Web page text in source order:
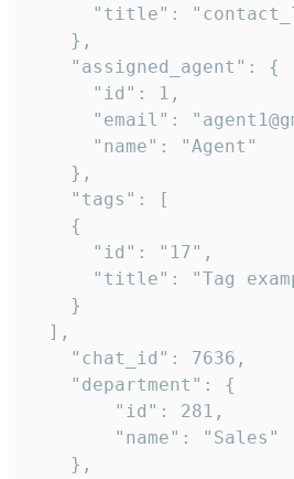
"title":
    },
    "assigned_agent": {
      "id": 1,
"email":
      "name": "Agent"
    },
    "tags": [
    {
      "id": "17",
"title": "Tag
    }
  ],
    "chat_id": 7636,
    "department": {
        "id": 281,
        "name": "Sales"
    },